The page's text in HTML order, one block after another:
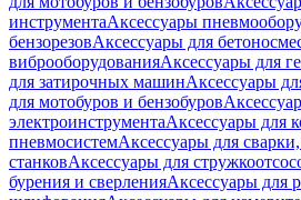
инструментаАксессуары
бензорезовАксессуары для
виброоборудованияАксессуары для
для затирочных машинАксессуары
для мотобуров и бензобуров
электроинструментаАксессуары для
пневмосистемАксессуары для
станковАксессуары для
бурения и сверленияАксессуары для